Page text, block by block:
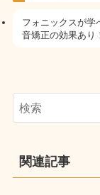
フォニックスが学
音矯正の効果あり
関連記事